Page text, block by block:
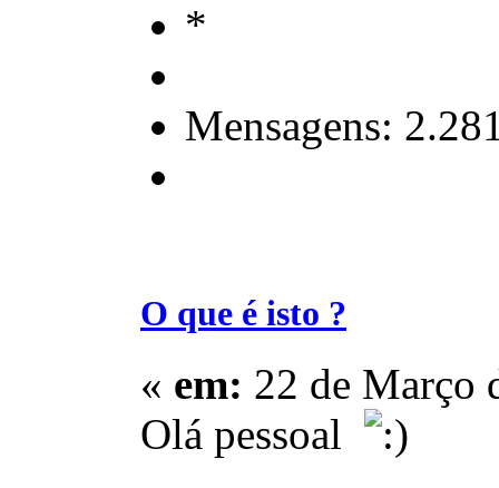
Mensagens:
O que é isto ?
« em: 22 de Março
Olá pessoal